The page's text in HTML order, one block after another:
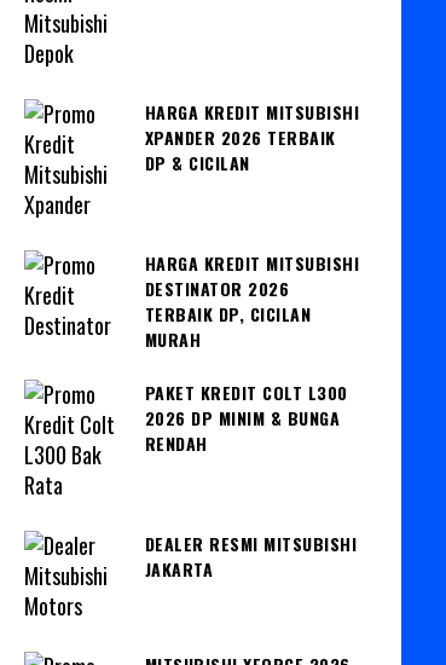
HARGA KREDIT MITSUBISHI
XPANDER 2026 TERBAIK
DP & CICILAN
HARGA KREDIT MITSUBISHI
DESTINATOR 2026
TERBAIK DP, CICILAN
MURAH
PAKET KREDIT COLT L300
2026 DP MINIM & BUNGA
RENDAH
DEALER RESMI MITSUBISHI
JAKARTA